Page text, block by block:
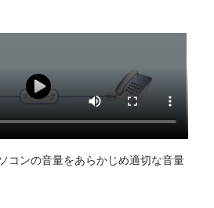
コンの音量をあらかじめ適切な音量